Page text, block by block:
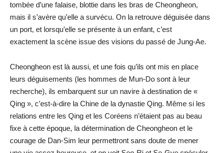
tombée d’une falaise, blottie dans les bras de Cheongheon,
mais il s’avère qu’elle a survécu. On la retrouve déguisée dans
un port, et lorsqu’elle se présente à un enfant, c’est
exactement la scène issue des visions du passé de Jung-Ae.
Cheongheon est là aussi, et une fois qu’ils ont mis en place
leurs déguisements (les hommes de Mun-Do sont à leur
recherche), ils embarquent sur un navire à destination de «
Qing », c’est-à-dire la Chine de la dynastie Qing. Même si les
relations entre les Qing et les Coréens n’étaient pas au beau
fixe à cette époque, la détermination de Cheongheon et le
courage de Dan-Sim leur permettront sans doute de mener